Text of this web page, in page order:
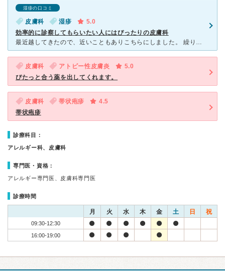
湿疹の口コミ
皮膚科 湿疹
5.0
効率的に診察してもらいたい人にはぴったりの皮膚科
最近越してきたので、近いこともありこちらにしました。 繰り返すデリケートゾーンの湿疹に悩んでいましたが、以前の病院で出されていた薬を処方してもらい、また長期的に塗る必要があるということで多めに出
皮膚科 アトピー性皮膚炎
5.0
ぴたっと合う薬を出してくれます。
皮膚科 帯状疱疹
4.5
帯状疱疹
診療科目：
アレルギー科、皮膚科
専門医・資格：
アレルギー専門医、皮膚科専門医
診療時間
月 火 水 木 金 土 日 祝
09:30-12:30
16:00-19:00